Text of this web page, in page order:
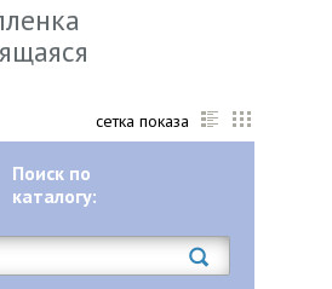
сетка показа
Поиск по
каталогу: